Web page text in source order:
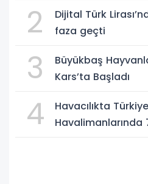
2
Dijital Türk
faza geçti
3
Büyükbaş
Kars’ta Başladı
4
Havacılıkta
Havalimanlarında